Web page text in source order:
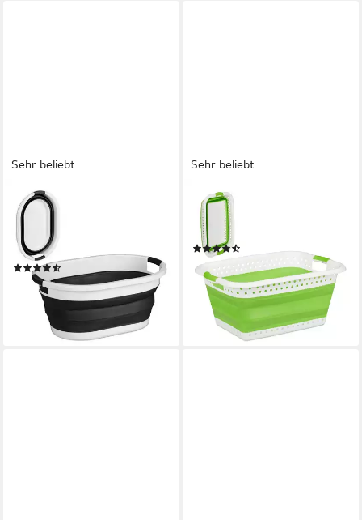
Sehr beliebt
RELAXDAYS
Wäschekorb Faltbarer
Wäschekorb 36 Liter (1 St),
schwarz
24,99 € UVP39,99 €
lieferbar - in 2-3 Werktagen bei dir
Sehr beliebt
RELAXDAYS
Wäschekorb Faltbarer
Wäschekorb, Hellgrün
19,99 € 39,99 €
-50%
lieferbar - in 2-3 Werktagen bei dir